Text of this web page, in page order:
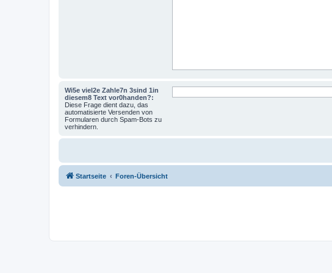
Wi5e viel2e Zahle7n 3sind 1in
diesem8 Text vor0handen?:
Diese Frage dient dazu, das
automatisierte Versenden von
Formularen durch Spam-Bots zu
verhindern.
Startseite Foren-Übersicht